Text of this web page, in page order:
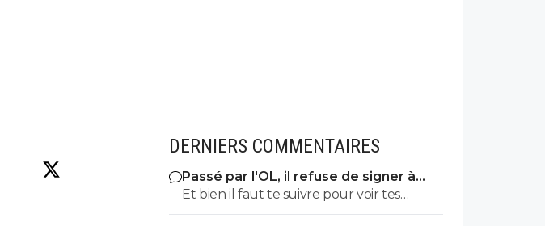
DERNIERS COMMENTAIRES
Passé par l'OL, il refuse de signer à
l'OM
Et bien il faut te suivre pour voir tes
réponses... Les pubs je ne les vois pas donc